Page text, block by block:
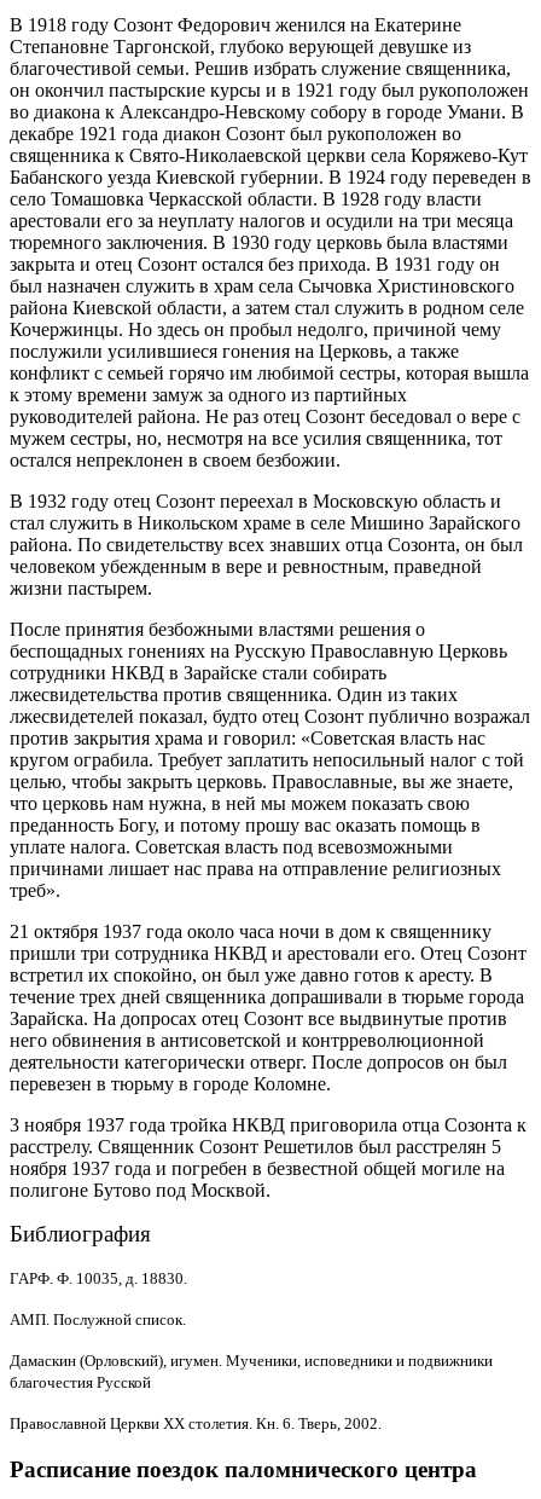
В 1918 году Созонт Федорович женился на Екатерине
Степановне Таргонской, глубоко верующей девушке из
благочестивой семьи. Решив избрать служение священника,
он окончил пастырские курсы и в 1921 году был рукоположен
во диакона к Александро-Невскому собору в городе Умани. В
декабре 1921 года диакон Созонт был рукоположен во
священника к Свято-Николаевской церкви села Коряжево-Кут
Бабанского уезда Киевской губернии. В 1924 году переведен в
село Томашовка Черкасской области. В 1928 году власти
арестовали его за неуплату налогов и осудили на три месяца
тюремного заключения. В 1930 году церковь была властями
закрыта и отец Созонт остался без прихода. В 1931 году он
был назначен служить в храм села Сычовка Христиновского
района Киевской области, а затем стал служить в родном селе
Кочержинцы. Но здесь он пробыл недолго, причиной чему
послужили усилившиеся гонения на Церковь, а также
конфликт с семьей горячо им любимой сестры, которая вышла
к этому времени замуж за одного из партийных
руководителей района. Не раз отец Созонт беседовал о вере с
мужем сестры, но, несмотря на все усилия священника, тот
остался непреклонен в своем безбожии.
В 1932 году отец Созонт переехал в Московскую область и
стал служить в Никольском храме в селе Мишино Зарайского
района. По свидетельству всех знавших отца Созонта, он был
человеком убежденным в вере и ревностным, праведной
жизни пастырем.
После принятия безбожными властями решения о
беспощадных гонениях на Русскую Православную Церковь
сотрудники НКВД в Зарайске стали собирать
лжесвидетельства против священника. Один из таких
лжесвидетелей показал, будто отец Созонт публично возражал
против закрытия храма и говорил: «Советская власть нас
кругом ограбила. Требует заплатить непосильный налог с той
целью, чтобы закрыть церковь. Православные, вы же знаете,
что церковь нам нужна, в ней мы можем показать свою
преданность Богу, и потому прошу вас оказать помощь в
уплате налога. Советская власть под всевозможными
причинами лишает нас права на отправление религиозных
треб».
21 октября 1937 года около часа ночи в дом к священнику
пришли три сотрудника НКВД и арестовали его. Отец Созонт
встретил их спокойно, он был уже давно готов к аресту. В
течение трех дней священника допрашивали в тюрьме города
Зарайска. На допросах отец Созонт все выдвинутые против
него обвинения в антисоветской и контрреволюционной
деятельности категорически отверг. После допросов он был
перевезен в тюрьму в городе Коломне.
3 ноября 1937 года тройка НКВД приговорила отца Созонта к
расстрелу. Священник Созонт Решетилов был расстрелян 5
ноября 1937 года и погребен в безвестной общей могиле на
полигоне Бутово под Москвой.
Библиография
ГАРФ. Ф. 10035, д. 18830.
АМП. Послужной список.
Дамаскин (Орловский), игумен. Мученики, исповедники и подвижники
благочестия Русской
Православной Церкви XX столетия. Кн. 6. Тверь, 2002.
Расписание поездок паломнического центра